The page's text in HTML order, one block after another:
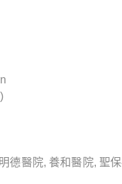
德醫院, 養和醫院, 聖